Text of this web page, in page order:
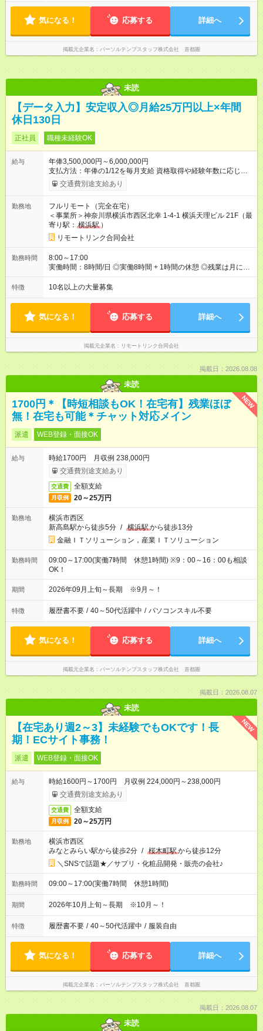
気になる！ 応募する 詳細へ
掲載元企業名 パーソルテンプスタッフ株式会社 首都圏
未読
【データ入力】安定収入◎月給25万円以上×年間
休日130日
正社員 職種未経験OK
給与
年俸3,500,000円～6,000,000円
支払方法：年俸の1/12を毎月支給 資格取得や経験年数に応じ
て、給与は上がっていきます。 自分の頑張りが給与に反映され
ます。 【試用期間】試用期間なし
交通費別途支給あり
勤務地
フルリモート（完全在宅）
＜事業所＞神奈川県横浜市西区北幸 1-4-1 横浜天理ビル 21F（最
寄り駅： 横浜駅 ）
リモートリンク合同会社
勤務時間
8:00～17:00
実働時間：8時間/日 ◎実働8時間 + 1時間の休憩 ◎残業は月に
15h以内です ◎8:00-17:00もしくは9:00-18:00で働いていただき
ます。
特徴 10名以上の大量募集
気になる！ 応募する 詳細へ
掲載元企業名 リモートリンク合同会社
掲載日：2026.08.08
未読
NEW
1700円＊【時短相談もOK！在宅有】残業ほぼ
無！在宅も可能＊チャット対応メイン
派遣 WEB登録・面接OK
給与
時給1700円 月収例 238,000円
交通費別途支給あり
交通費 全額支給
月収例 20～25万円
勤務地
横浜市西区
新高島駅から徒歩5分 / 横浜駅から徒歩13分
金融ＩＴソリューション，産業ＩＴソリューション
勤務時間
09:00～17:00(実働7時間 休憩1時間) ※9：00～16：00も相談
OK！
期間 2026年09月上旬～長期 ※9月～！
特徴 履歴書不要 / 40～50代活躍中 / パソコンスキル不要
気になる！ 応募する 詳細へ
掲載元企業名 パーソルテンプスタッフ株式会社 首都圏
掲載日：2026.08.07
未読
NEW
【在宅あり週2～3】未経験でもOKです！長
期！ECサイト事務！
派遣 WEB登録・面接OK
給与
時給1600円～1700円 月収例 224,000円～238,000円
交通費別途支給あり
交通費 全額支給
月収例 20～25万円
勤務地
横浜市西区
みなとみらい駅から徒歩2分 / 桜木町駅から徒歩12分
＼SNSで話題★／サプリ・化粧品開発・販売の会社♪
勤務時間 09:00～17:00(実働7時間 休憩1時間)
期間 2026年10月上旬～長期 ※10月～！
特徴 履歴書不要 / 40～50代活躍中 / 服装自由
気になる！ 応募する 詳細へ
掲載元企業名 パーソルテンプスタッフ株式会社 首都圏
掲載日：2026.08.07
未読